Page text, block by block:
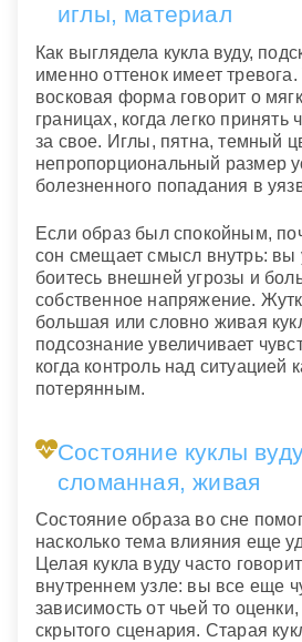
иглы, материал
Как выглядела кукла вуду,
именно оттенок имеет
восковая форма говорит о
границах, когда легко принять
за свое. Иглы, пятна, темный
непропорциональный размер
болезненного попадания в
Если образ был спокойным,
сон смещает смысл внутрь:
боитесь внешней угрозы и
собственное напряжение.
большая или словно живая
подсознание увеличивает
когда контроль над ситуацией
потерянным.
Состояние куклы
сломанная, живая
Состояние образа во сне
насколько тема влияния еще
Целая кукла вуду часто
внутреннем узле: вы все еще
зависимость от чьей то
скрытого сценария. Старая